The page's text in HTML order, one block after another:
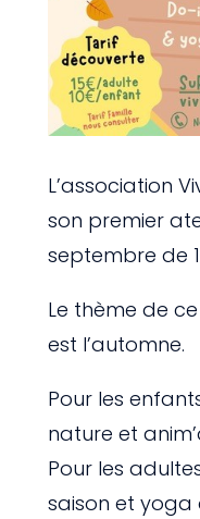
L’association
son premier
septembre de
Le thème de
est l’automne.
Pour les
nature et
Pour les
saison et yoga